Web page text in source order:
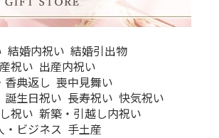
結婚内祝い 結婚引出物
祝い 出産内祝い
香典返し 喪中見舞い
誕生日祝い 長寿祝い 快気祝い
祝い 新築・引越し内祝い
・ビジネス 手土産